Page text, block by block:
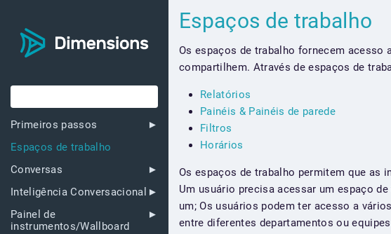
Primeiros passos
Espaços de trabalho
Conversas
Inteligência Conversacional
Painel de
instrumentos/Wallboard
Espaços de trabalho
Os espaços de trabalho fornecem
compartilhem. Através de espaços de
Relatórios
Painéis & Painéis de parede
Filtros
Horários
Os espaços de trabalho permitem que as
Um usuário precisa acessar um espaço
um; Os usuários podem ter acesso a
entre diferentes departamentos ou